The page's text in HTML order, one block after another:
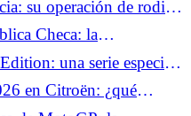
su operación de rodilla
vuelto a entrenar
Checa: la
1, Marc Márquez en
empieza muy
una serie especial
lástima?
en Citroën: ¿qué
C3 y ë-C3 Aircross?